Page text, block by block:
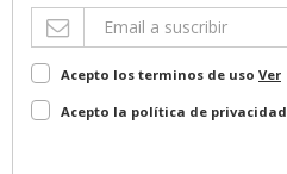
Acepto los terminos de uso Ver
Acepto la política de privacidad